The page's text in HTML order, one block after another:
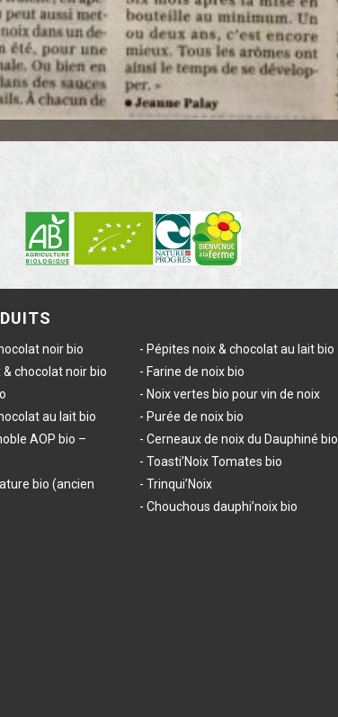
noir bio
& chocolat noir bio
au lait bio
AOP bio –
bio (ancien
Pépites noix & chocolat au lait bio
Farine de noix bio
Noix vertes bio pour vin de noix
Purée de noix bio
Cerneaux de noix du Dauphiné bio
Toasti’Noix Tomates bio
Trinqui’Noix
Chouchous dauphi’noix bio